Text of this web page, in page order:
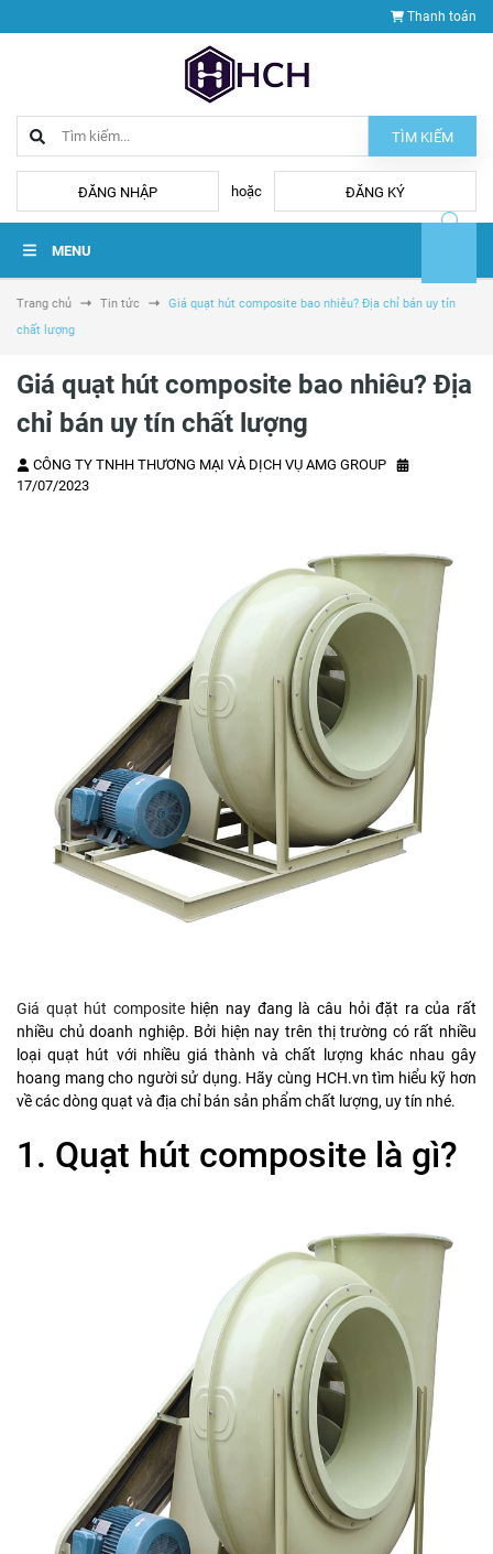
Thanh toán
TÌM KIẾM
ĐĂNG NHẬP hoặc ĐĂNG KÝ
MENU
Trang chủ Tin tức
Giá quạt hút composite bao nhiêu? Địa chỉ bán uy tín
chất lượng
Giá quạt hút composite bao nhiêu? Địa
chỉ bán uy tín chất lượng
CÔNG TY TNHH THƯƠNG MẠI VÀ DỊCH VỤ AMG GROUP
17/07/2023
Giá quạt hút compositehiện nay đang là câu hỏi đặt ra của rất
nhiều chủ doanh nghiệp. Bởi hiện nay trên thị trường có rất nhiều
loại quạt hút với nhiều giá thành và chất lượng khác nhau gây
hoang mang cho người sử dụng. Hãy cùng HCH.vn tìm hiểu kỹ hơn
về các dòng quạt và địa chỉ bán sản phẩm chất lượng, uy tín nhé.
1. Quạt hút composite là gì?